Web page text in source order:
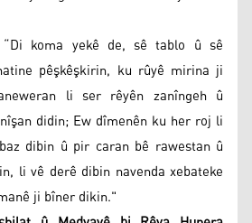
koma yekê de, sê tablo û sê
pêşkêşkirin, ku rûyê mirina ji
li ser rêyên zanîngeh û
didin; Ew dîmenên ku her roj li
dibin û pir caran bê rawestan û
li vê derê dibin navenda xebateke
ji bîner dikin."